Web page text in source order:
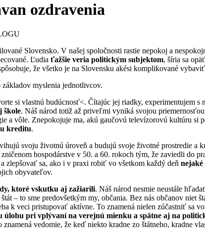
ozdravenia
Slovensko. V našej spoločnosti rastie nepokoj a
Ľudia ťažšie veria politickým subjektom, šíria sa
že všetko je na Slovensku akési komplikované
myslenia jednotlivcov.
si vlastnú budúcnosť<. Čítajúc jej riadky, experimentujem
škole. Náš národ totiž až priveľmi vyniká svojou
a vôle. Znepokojuje ma, akú gaučovú televízorovú kultúru
kreditu.
svoju životnú úroveň a budujú svoje životné prostredie
hospodárstve v 50. a 60. rokoch tým, že zaviedli do
sa, ako i v praxi robiť vo všetkom každý deň nejaké
obyvateľov.
ktoré vskutku aj zažiarili. Náš národ nesmie neustále
– to sme predovšetkým my, občania. Bez nás občanov niet
k veci pristupovať aktívne. To znamená nielen zúčastniť sa
pri vplývaní na verejnú mienku a spätne aj na
znamená vedomie, že keď niekto kradne zo štátneho, kradne